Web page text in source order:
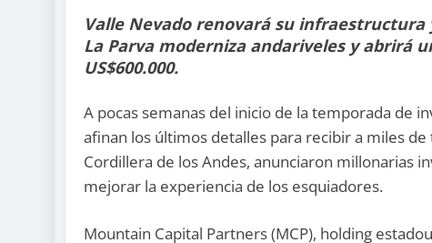
Valle Nevado renovará su infraestructura
La Parva moderniza andariveles y abrirá
US$600.000.
A pocas semanas del inicio de la temporada de
afinan los últimos detalles para recibir a miles de
Cordillera de los Andes, anunciaron millonarias
mejorar la experiencia de los esquiadores.
Mountain Capital Partners (MCP), holding